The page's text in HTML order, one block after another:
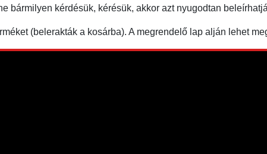
bármilyen kérdésük, kérésük, akkor azt nyugodtan
(belerakták a kosárba). A megrendelő lap alján lehet